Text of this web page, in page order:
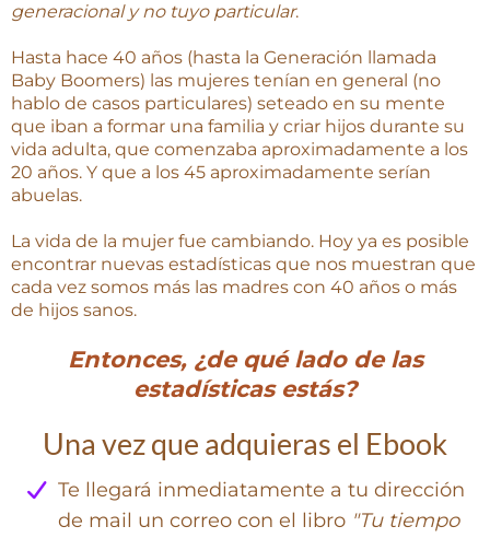
generacional y no tuyo particular.
Hasta hace 40 años (hasta la Generación llamada
Baby Boomers) las mujeres tenían en general (no
hablo de casos particulares) seteado en su mente
que iban a formar una familia y criar hijos durante su
vida adulta, que comenzaba aproximadamente a los
20 años. Y que a los 45 aproximadamente serían
abuelas.
La vida de la mujer fue cambiando. Hoy ya es posible
encontrar nuevas estadísticas que nos muestran que
cada vez somos más las madres con 40 años o más
de hijos sanos.
Entonces, ¿de qué lado de las
estadísticas estás?
Una vez que adquieras el Ebook
Te llegará inmediatamente a tu dirección
de mail un correo con el libro "Tu tiempo